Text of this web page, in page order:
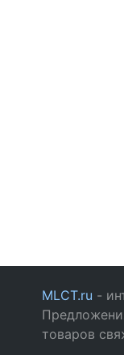
MLCT.ru -
товаров